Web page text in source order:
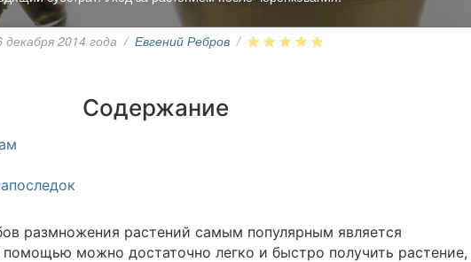
декабря 2014 года / Евгений Ребров /
Содержание
размножения растений самым популярным является
помощью можно достаточно легко и быстро получить растение,